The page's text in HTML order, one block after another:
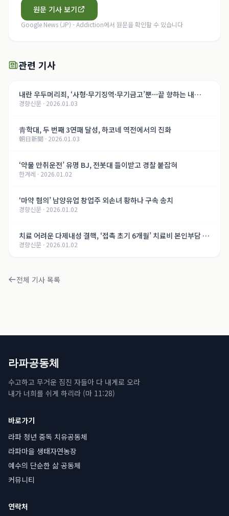
원문 기사 보기
Google News (JP) - Addiction에서 원문을 확인할 수 있습니다
관련 기사
내란 우두머리죄, ‘사형·무기징역·무기금고’뿐···끝 향하는 내
란 재판, 윤석열의 운명은[법정 417호, 내란의 기록]
경향신문 · 2026.01.03
青학대, 두 번째 3연패 달성, 하코네 역전에서의 진화
朝日新聞 · 2026.01.03
‘약물 만취운전’ 유명 BJ, 전봇대 들이받고 경찰 붙잡혀
한겨레 · 2026.01.02
‘마약 혐의’ 남양유업 창업주 외손녀 황하나 구속 송치
경향신문 · 2026.01.02
치료 어려운 다제내성 결핵, ‘접촉 초기 6개월’ 치료비 본인부담 면
제
경향신문 · 2026.01.02
전체 기사 목록
라파공동체
수고하고 무거운 짐진 자들아 다 내게로 오라
내가 너희를 쉬게 하리라 (마 11:28)
바로가기
라파 청년 중독 치유공동체
라파마을 생태자연농장
예수의 단순한 삶 공동체
커뮤니티
연락처